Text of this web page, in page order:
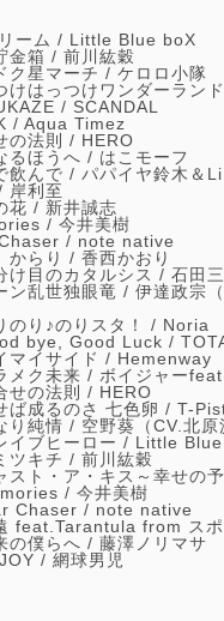
ーム / Little Blue boX
金箱 / 前川紘穀
ク星マーチ / ケロロ小隊
けはっつけワンダーラン
/ SCANDAL
/ Aqua Timez
の法則 / HERO
るほうへ / はこモーフ
飲んで / パパイヤ鈴木＆
岸利至
花 / 新井誠志
/ 今井美樹
/ note native
からり / 香西かおり
け目のカタルシス / 石田
ン乱世独眼竜 / 伊達政宗
のり♪のりスタ！ / Noria
bye, Good Luck /
マイサイド / Hemenway
メク未来 / ボイジャー
せの法則 / HERO
ば成るのさ 七色卵 / T-
り純情 / 空野葵（CV.北原
イブヒーロー / Little
ツキチ / 前川紘穀
スト・ア・キス～幸せの
/ 今井美樹
Chaser / note native
feat.Tarantula from ス
の僕らへ / 藤澤ノリマサ
/ 網球男児